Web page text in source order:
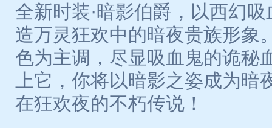
全新时装·暗影伯爵，以西幻
造万灵狂欢中的暗夜贵族形象
色为主调，尽显吸血鬼的诡秘
上它，你将以暗影之姿成为暗
在狂欢夜的不朽传说！